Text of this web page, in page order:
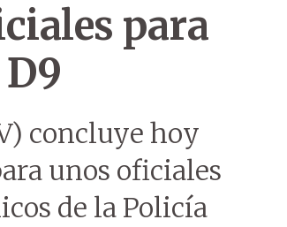
para
concluye hoy
unos oficiales
de la Policía